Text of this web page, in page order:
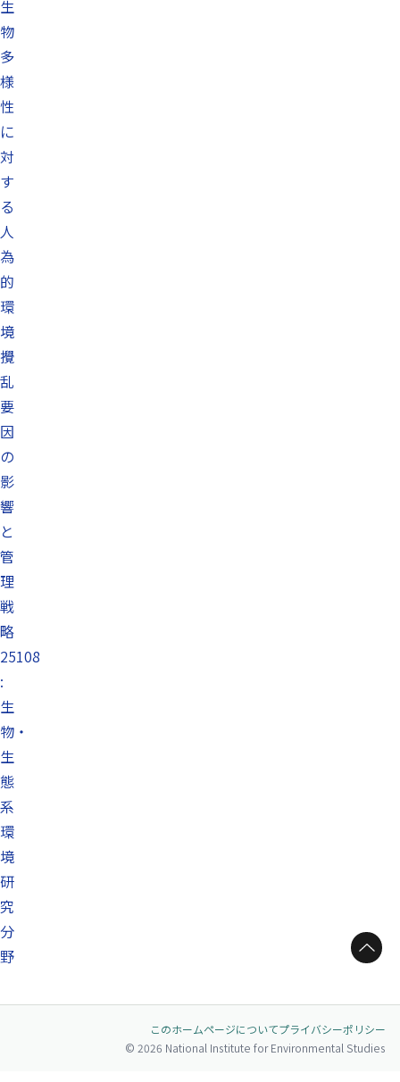
生
物
多
様
性
に
対
す
る
人
為
的
環
境
攪
乱
要
因
の
影
響
と
管
理
戦
略
25108
:
生
物・
生
態
系
環
境
研
究
分
野
ページトップへ
このホームページについてプライバシーポリシー
© 2026 National Institute for Environmental Studies